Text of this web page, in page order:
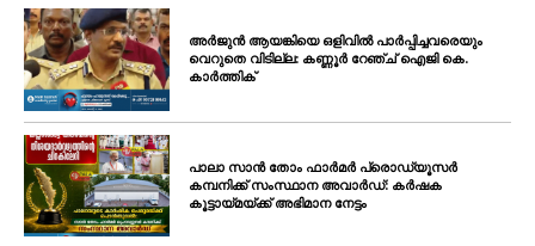
അർജുൻ ആയങ്കിയെ ഒളിവിൽ പാർപ്പിച്ചവരെയും
വെറുതെ വിടില്ല: കണ്ണൂർ റേഞ്ച് ഐജി കെ.
കാർത്തിക്
പാലാ സാൻ തോം ഫാർമർ പ്രൊഡ്യൂസർ
കമ്പനിക്ക് സംസ്ഥാന അവാർഡ്: കർഷക
കൂട്ടായ്മയ്ക്ക് അഭിമാന നേട്ടം